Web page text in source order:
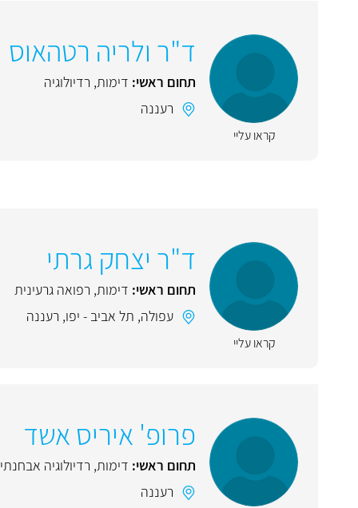
קראו עליי
ד"ר ולריה רטהאוס
תחום ראשי: דימות, רדיולוגיה
רעננה
קראו עליי
ד"ר יצחק גרתי
תחום ראשי: דימות, רפואה גרעינית
עפולה, תל אביב - יפו, רעננה
פרופ' איריס אשד
תחום ראשי: דימות, רדיולוגיה
רעננה